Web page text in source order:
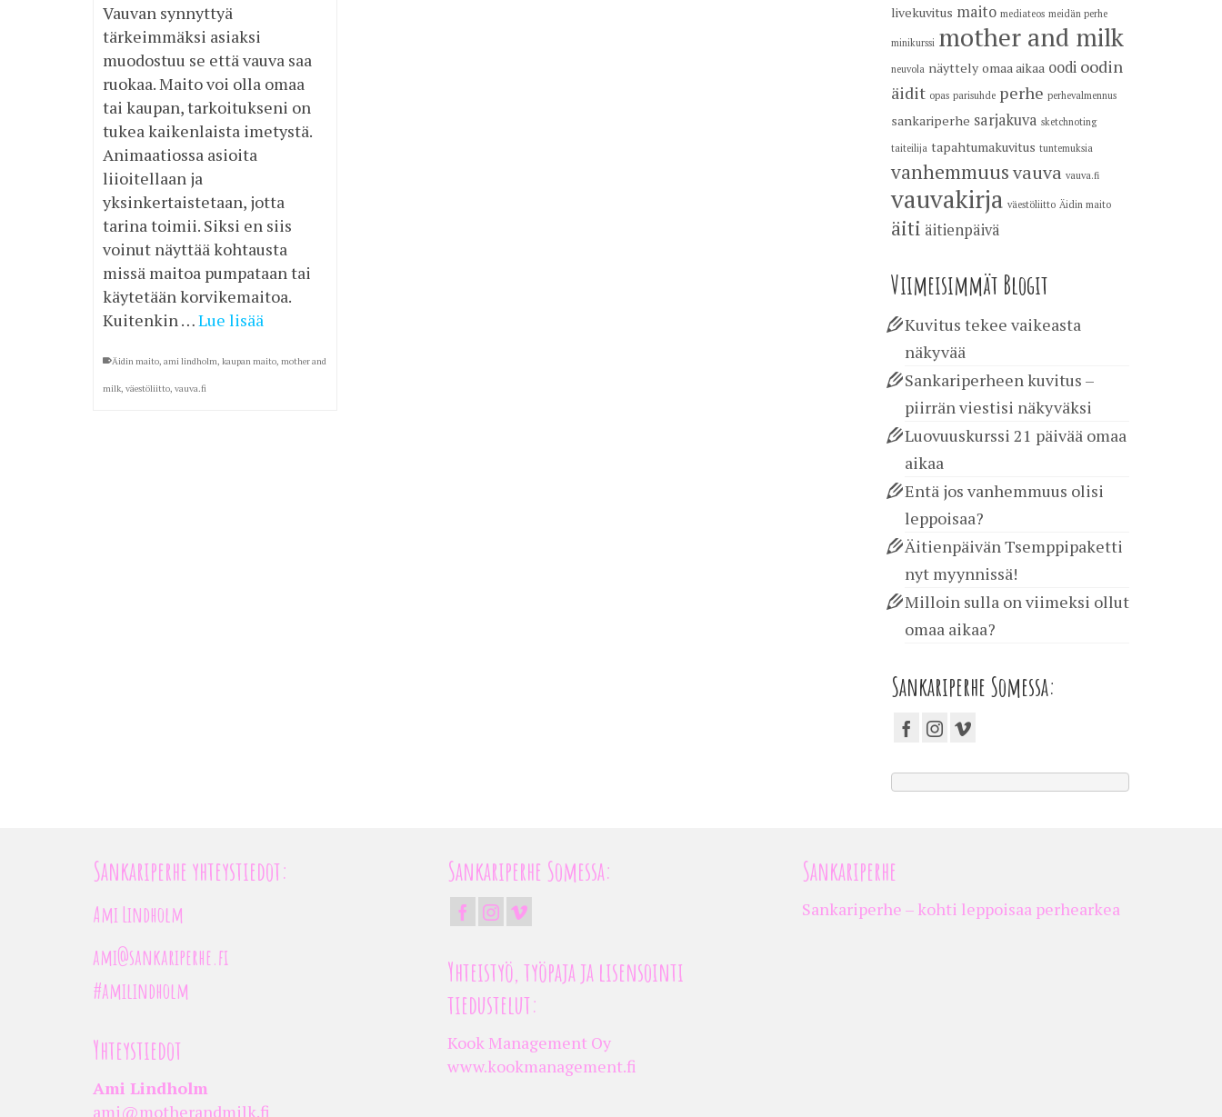
Vauvan synnyttyä
tärkeimmäksi asiaksi
muodostuu se että vauva saa
ruokaa. Maito voi olla omaa
tai kaupan, tarkoitukseni on
tukea kaikenlaista imetystä.
Animaatiossa asioita
liioitellaan ja
yksinkertaistetaan, jotta
tarina toimii. Siksi en siis
voinut näyttää kohtausta
missä maitoa pumpataan tai
käytetään korvikemaitoa.
Kuitenkin …Lue lisää
Äidin maito, ami lindholm, kaupan maito, mother and
milk, väestöliitto, vauva.fi
livekuvitus maito mediateos meidän perhe
minikurssi mother and milk
neuvola näyttely omaa aikaa oodi oodin
äidit opas parisuhde perhe perhevalmennus
sankariperhe sarjakuva sketchnoting
taiteilija tapahtumakuvitus tuntemuksia
vanhemmuusvauva vauva.fi
vauvakirja väestöliitto Äidin maito
äiti äitienpäivä
Viimeisimmät Blogit
Kuvitus tekee vaikeasta
näkyvää
Sankariperheen kuvitus –
piirrän viestisi näkyväksi
Luovuuskurssi 21 päivää omaa
aikaa
Entä jos vanhemmuus olisi
leppoisaa?
Äitienpäivän Tsemppipaketti
nyt myynnissä!
Milloin sulla on viimeksi ollut
omaa aikaa?
Sankariperhe Somessa:
Sankariperhe yhteystiedot:
Ami Lindholm
ami@sankariperhe.fi
#amilindholm
Yhteystiedot
Ami Lindholm
ami@motherandmilk.fi
Sankariperhe Somessa:
Yhteistyö, työpaja ja lisensointi
tiedustelut:
Kook Management Oy
www.kookmanagement.fi
Sankariperhe
Sankariperhe – kohti leppoisaa perhearkea